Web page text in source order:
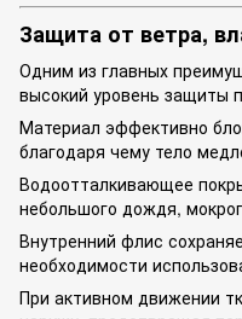
Защита от ветра,
Одним из главных
высокий уровень защиты
Материал эффективно
благодаря чему тело
Водоотталкивающее
небольшого дождя,
Внутренний флис
необходимости
При активном движении